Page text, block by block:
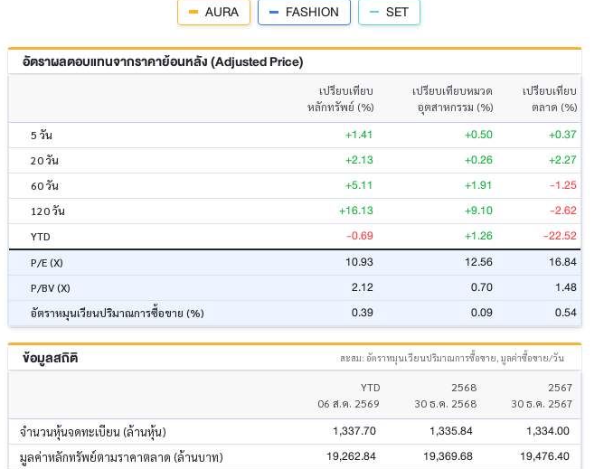
AURA FASHION SET
อัตราผลตอบแทนจากราคาย้อนหลัง (Adjusted Price)
เปรียบเทียบ
หลักทรัพย์ (%)
เปรียบเทียบหมวด
อุตสาหกรรม (%)
เปรียบเทียบ
ตลาด (%)
5 วัน
+1.41 +0.50 +0.37
20 วัน +2.13 +0.26 +2.27
60 วัน +5.11 +1.91 -1.25
120 วัน +16.13 +9.10 -2.62
YTD -0.69 +1.26 -22.52
P/E (X) 10.93 12.56 16.84
P/BV (X) 2.12 0.70 1.48
อัตราหมุนเวียนปริมาณการซื้อขาย (%) 0.39 0.09 0.54
ข้อมูลสถิติ สะสม: อัตราหมุนเวียนปริมาณการซื้อขาย, มูลค่าซื้อขาย/วัน
YTD
06 ส.ค. 2569
2568
30 ธ.ค. 2568
2567
30 ธ.ค. 2567
จำนวนหุ้นจดทะเบียน (ล้านหุ้น) 1,337.70 1,335.84 1,334.00
มูลค่าหลักทรัพย์ตามราคาตลาด (ล้านบาท) 19,262.84 19,369.68 19,476.40